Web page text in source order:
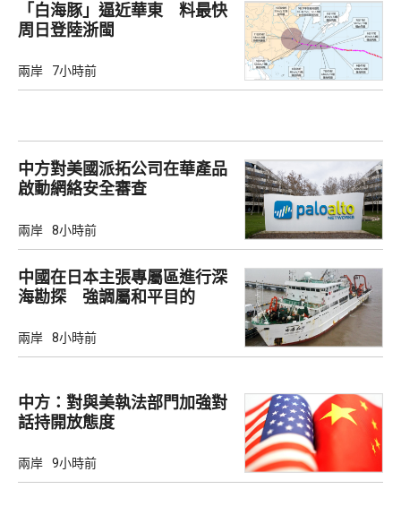
「白海豚」逼近華東 料最快
周日登陸浙閩
兩岸 7小時前
中方對美國派拓公司在華產品
啟動網絡安全審查
兩岸 8小時前
中國在日本主張專屬區進行深
海勘探 強調屬和平目的
兩岸 8小時前
中方：對與美執法部門加強對
話持開放態度
兩岸 9小時前